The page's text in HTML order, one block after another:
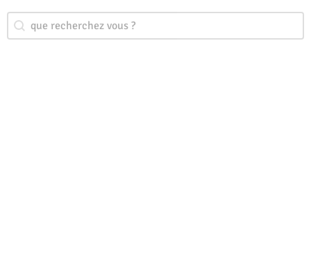
Trouvez votre bonheur
Trouvez votre bonheur